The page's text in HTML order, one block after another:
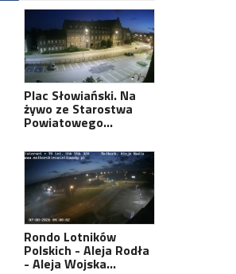
Plac Słowiański. Na
żywo ze Starostwa
Powiatowego…
Rondo Lotników
Polskich - Aleja Rodła
- Aleja Wojska…